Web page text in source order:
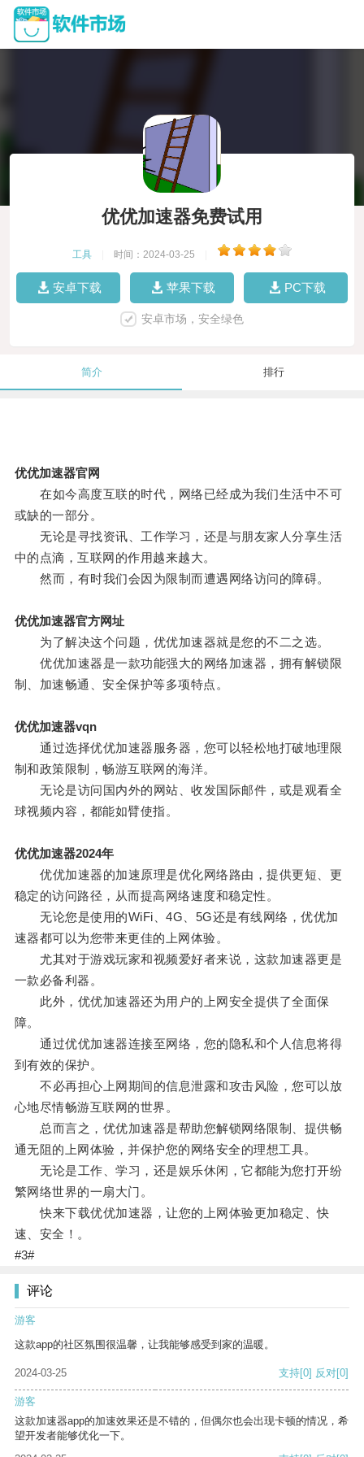
优优加速器免费试用
工具 时间：2024-03-25
安卓下载 苹果下载 PC下载
安卓市场，安全绿色
简介 排行
优优加速器官网
在如今高度互联的时代，网络已经成为我们生活中不可
或缺的一部分。
无论是寻找资讯、工作学习，还是与朋友家人分享生活
中的点滴，互联网的作用越来越大。
然而，有时我们会因为限制而遭遇网络访问的障碍。
优优加速器官方网址
为了解决这个问题，优优加速器就是您的不二之选。
优优加速器是一款功能强大的网络加速器，拥有解锁限
制、加速畅通、安全保护等多项特点。
优优加速器vqn
通过选择优优加速器服务器，您可以轻松地打破地理限
制和政策限制，畅游互联网的海洋。
无论是访问国内外的网站、收发国际邮件，或是观看全
球视频内容，都能如臂使指。
优优加速器2024年
优优加速器的加速原理是优化网络路由，提供更短、更
稳定的访问路径，从而提高网络速度和稳定性。
无论您是使用的WiFi、4G、5G还是有线网络，优优加
速器都可以为您带来更佳的上网体验。
尤其对于游戏玩家和视频爱好者来说，这款加速器更是
一款必备利器。
此外，优优加速器还为用户的上网安全提供了全面保
障。
通过优优加速器连接至网络，您的隐私和个人信息将得
到有效的保护。
不必再担心上网期间的信息泄露和攻击风险，您可以放
心地尽情畅游互联网的世界。
总而言之，优优加速器是帮助您解锁网络限制、提供畅
通无阻的上网体验，并保护您的网络安全的理想工具。
无论是工作、学习，还是娱乐休闲，它都能为您打开纷
繁网络世界的一扇大门。
快来下载优优加速器，让您的上网体验更加稳定、快
速、安全！。
#3#
评论
游客
这款app的社区氛围很温馨，让我能够感受到家的温暖。
2024-03-25 支持[0] 反对[0]
游客
这款加速器app的加速效果还是不错的，但偶尔也会出现卡顿的情况，希
望开发者能够优化一下。